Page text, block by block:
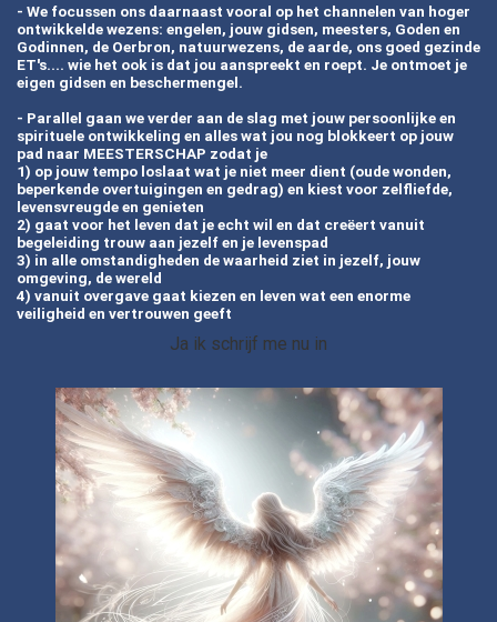
- We focussen ons daarnaast vooral op het channelen van hoger
ontwikkelde wezens: engelen, jouw gidsen, meesters, Goden en
Godinnen, de Oerbron, natuurwezens, de aarde, ons goed gezinde
ET's.... wie het ook is dat jou aanspreekt en roept. Je ontmoet je
eigen gidsen en beschermengel.
- Parallel gaan we verder aan de slag met jouw persoonlijke en
spirituele ontwikkeling en alles wat jou nog blokkeert op jouw
pad naar MEESTERSCHAP zodat je
1) op jouw tempo loslaat wat je niet meer dient (oude wonden,
beperkende overtuigingen en gedrag) en kiest voor zelfliefde,
levensvreugde en genieten
2) gaat voor het leven dat je echt wil en dat creëert vanuit
begeleiding trouw aan jezelf en je levenspad
3) in alle omstandigheden de waarheid ziet in jezelf, jouw
omgeving, de wereld
4) vanuit overgave gaat kiezen en leven wat een enorme
veiligheid en vertrouwen geeft
Ja ik schrijf me nu in